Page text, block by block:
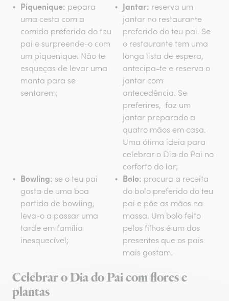
Piquenique: pepara
uma cesta com a
comida preferida do teu
pai e surpreende-o com
um piquenique. Não te
esqueças de levar uma
manta para se
sentarem;
Jantar: reserva um
jantar no restaurante
preferido do teu pai. Se
o restaurante tem uma
longa lista de espera,
antecipa-te e reserva o
jantar com
antecedência. Se
preferires, faz um
jantar preparado a
quatro mãos em casa.
Uma ótima ideia para
celebrar o Dia do Pai no
corforto do lar;
Bowling: se o teu pai
gosta de uma boa
partida de bowling,
leva-o a passar uma
tarde em família
inesquecível;
Bolo: procura a receita
do bolo preferido do teu
pai e põe as mãos na
massa. Um bolo feito
pelos filhos é um dos
presentes que os pais
mais gostam.
Celebrar o Dia do Pai com flores e
plantas